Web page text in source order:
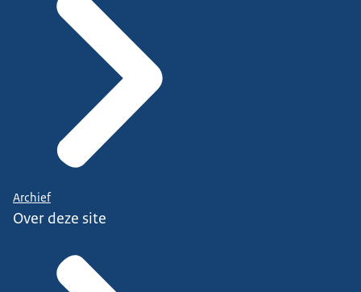
Archief
Over deze site